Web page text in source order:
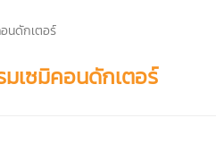
นดักเตอร์
เซมิคอนดักเตอร์